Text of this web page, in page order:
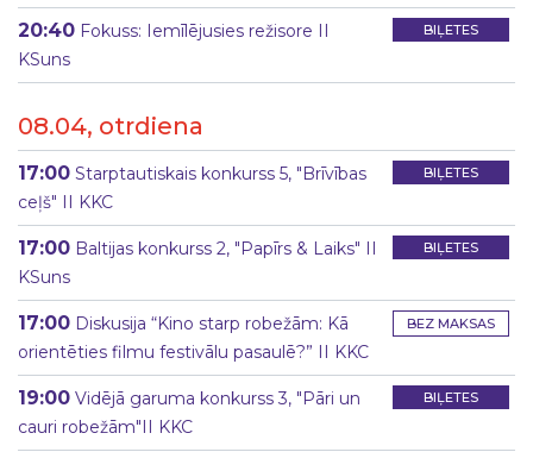
BIĻETES
20:40 Fokuss: Iemīlējusies režisore II
KSuns
08.04, otrdiena
BIĻETES
17:00 Starptautiskais konkurss 5, "Brīvības
ceļš" II KKC
BIĻETES
17:00 Baltijas konkurss 2, "Papīrs & Laiks" II
KSuns
BEZ MAKSAS
17:00 Diskusija “Kino starp robežām: Kā
orientēties filmu festivālu pasaulē?” II KKC
BIĻETES
19:00 Vidējā garuma konkurss 3, "Pāri un
cauri robežām"II KKC